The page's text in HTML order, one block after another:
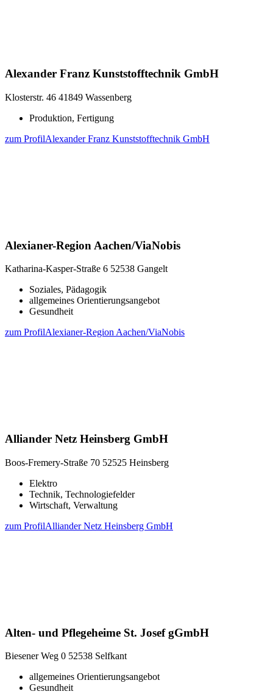
Alexander Franz Kunststofftechnik GmbH
Klosterstr. 46 41849 Wassenberg
Produktion, Fertigung
zum ProfilAlexander Franz Kunststofftechnik GmbH
Alexianer-Region Aachen/ViaNobis
Katharina-Kasper-Straße 6 52538 Gangelt
Soziales, Pädagogik
allgemeines Orientierungsangebot
Gesundheit
zum ProfilAlexianer-Region Aachen/ViaNobis
Alliander Netz Heinsberg GmbH
Boos-Fremery-Straße 70 52525 Heinsberg
Elektro
Technik, Technologiefelder
Wirtschaft, Verwaltung
zum ProfilAlliander Netz Heinsberg GmbH
Alten- und Pflegeheime St. Josef gGmbH
Biesener Weg 0 52538 Selfkant
allgemeines Orientierungsangebot
Gesundheit